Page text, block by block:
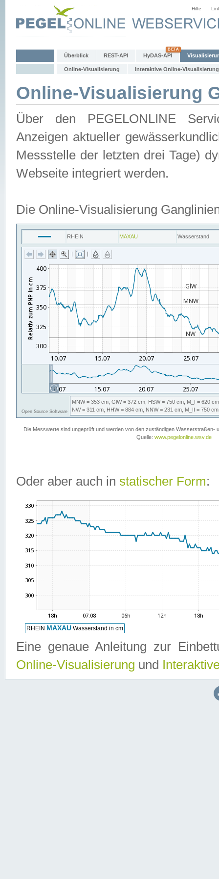
Hilfe
Überblick REST-API HyDAS-API
Online-Visualisierung Interaktive Online-Visualisierung
Online-Visualisierung
Über den PEGELONLINE
Anzeigen aktueller
Messstelle der letzten drei Tage)
Webseite integriert werden.
Die Online-Visualisierung
Oder aber auch in statischer Form:
Eine genaue Anleitung zur
Online-Visualisierung und